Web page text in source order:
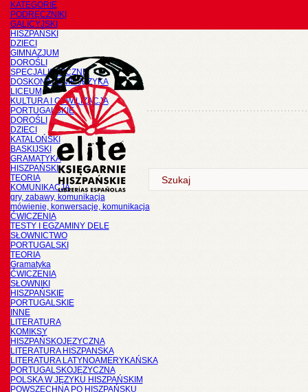
KATEGORIE
PODRĘCZNIKI
GALICYJSKI
HISZPAŃSKI
DZIECI
GIMNAZJUM
DOROŚLI
SPECJALISTYCZNE
DOSKONALENIE JĘZYKA
LICEUM
KULTURA I CYWILIZACJA
PORTUGALSKIE
DOROŚLI
DZIECI
KATALOŃSKI
BASKIJSKI
GRAMATYKA
HISZPAŃSKI
TEORIA
KOMUNIKACJA
gry, zabawy, komunikacja
mówienie, konwersacje, komunikacja
ĆWICZENIA
TESTY I EGZAMINY DELE
SŁOWNICTWO
PORTUGALSKI
TEORIA
Gramatyka
ĆWICZENIA
SŁOWNIKI
HISZPAŃSKIE
PORTUGALSKIE
INNE
LITERATURA
KOMIKSY
HISZPAŃSKOJĘZYCZNA
LITERATURA HISZPANSKA
LITERATURA LATYNOAMERYKAŃSKA
PORTUGALSKOJĘZYCZNA
POLSKA W JĘZYKU HISZPAŃSKIM
POWSZECHNA PO HISZPAŃSKU